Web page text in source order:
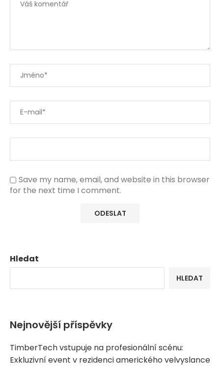
Save my name, email, and website in this browser
for the next time I comment.
Hledat
HLEDAT
Nejnovější příspěvky
TimberTech vstupuje na profesionální scénu:
Exkluzivní event v rezidenci amerického velvyslance